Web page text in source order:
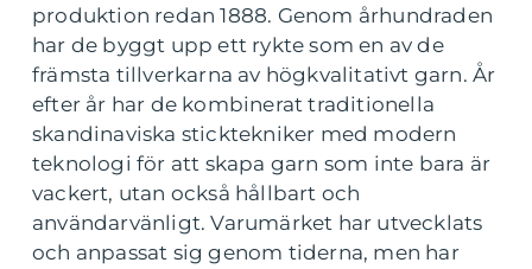
produktion redan 1888. Genom århundraden
har de byggt upp ett rykte som en av de
främsta tillverkarna av högkvalitativt garn. År
efter år har de kombinerat traditionella
skandinaviska sticktekniker med modern
teknologi för att skapa garn som inte bara är
vackert, utan också hållbart och
användarvänligt. Varumärket har utvecklats
och anpassat sig genom tiderna, men har